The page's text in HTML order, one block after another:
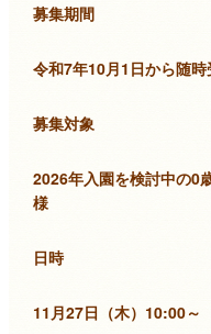
募集期間
令和7年10月1日から随時
募集対象
2026年入園を検討中の0
様
日時
11月27日（木）10:00～